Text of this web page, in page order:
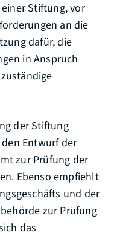
Stiftung, vor
an die
dafür, die
in Anspruch
der Stiftung
Entwurf der
zur Prüfung der
Ebenso empfiehlt
und der
zur Prüfung
das